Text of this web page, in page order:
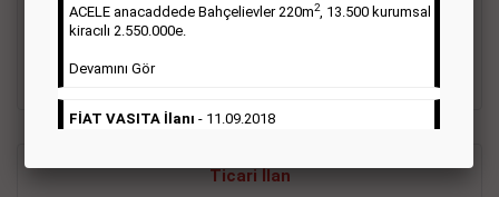
oluştururlar.Sabah sarı sayfa eleman ilanlarında 6 kelime
sayısı şartı aranmamaktadır.
Ticari İlan
ACELE anacaddede Bahçelievler 220m2, 13.500 kurumsal
kiracılı 2.550.000e.
Devamını Gör
FİAT VASITA İlanı - 11.09.2018
2.800.000e kurumsal mağaza.